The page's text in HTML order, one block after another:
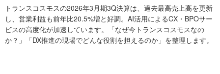
トランスコスモスの2026年3月期3Q決算は、過去最高売上高を更新
し、営業利益も前年比20.5%増と好調。AI活用によるCX・BPOサー
ビスの高度化が加速しています。「なぜ今トランスコスモスなの
か？」「DX推進の現場でどんな役割を担えるのか」を整理します。